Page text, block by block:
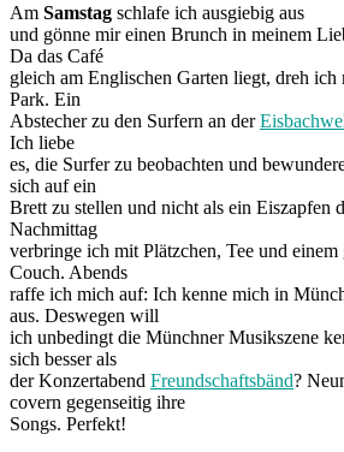
Am Samstag schlafe ich ausgiebig aus
und gönne mir einen Brunch in meinem
Da das Café
gleich am Englischen Garten liegt, dreh ich
Park. Ein
Abstecher zu den Surfern an der
Ich liebe
es, die Surfer zu beobachten und
sich auf ein
Brett zu stellen und nicht als ein Eiszapfen
Nachmittag
verbringe ich mit Plätzchen, Tee und
Couch. Abends
raffe ich mich auf: Ich kenne mich in
aus. Deswegen will
ich unbedingt die Münchner Musikszene
sich besser als
der Konzertabend Freundschaftsbänd?
covern gegenseitig ihre
Songs. Perfekt!